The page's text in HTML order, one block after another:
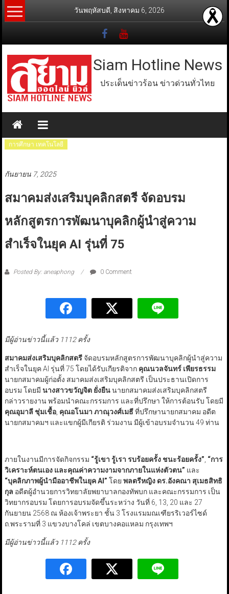
Skip
to
วันพฤหัสบดี, สิงหาคม 6, 2026
Siam Hotline News
ประเด็นข่าวร้อน ข่าวด่วนทั่วไทย
การศึกษา เทคโนโลยี
กันยายน 7, 2025
สมาคมส่งเสริมบุคลิกสตรี จัดอบรม
หลักสูตรการพัฒนาบุคลิกผู้นำสู่ความ
สำเร็จในยุค AI รุ่นที่ 75
Posted By: aneaphong 0 Comment
มีผู้อ่านข่าวนี้แล้ว 1112 ครั้ง
สมาคมส่งเสริมบุคลิกสตรีจัดอบรมหลักสูตรการพัฒนาบุคลิกผู้นำสู่ความ
สำเร็จในยุค AI รุ่นที่ 75 โดยได้รับเกียรติจาก คุณนวลจันทร์ เพียรธรรม
นายกสมาคมผู้ก่อตั้ง สมาคมส่งเสริมบุคลิกสตรี เป็นประธานเปิดการ
อบรม โดยมี นางสาวขวัญจิต ยั่งยืนนายกสมาคมส่งเสริมบุคลิกสตรี
กล่าวรายงาน พร้อมนำคณะกรรมการ และที่ปรึกษา ให้การต้อนรับ โดยมี
คุณอุมาลี ชุ่มเชื้อ, คุณอโนมา ภาณุวงศ์เมธีที่ปรึกษานายกสมาคม อดีต
นายกสมาคมฯ และแขกผู้มีเกียรติ ร่วมงาน มีผู้เข้าอบรมจำนวน 49 ท่าน
ภายในงานมีการจัดกิจกรรม “รู้เขา รู้เรา รบร้อยครั้ง ชนะร้อยครั้ง”, “การ
วิเคราะห์ตนเอง และคุณค่าความงามจากภายในแห่งตัวตน” และ
“บุคลิกภาพผู้นำมืออาชีพในยุค AI” โดย พลตรีหญิง ดร.อังคณา สุเมธสิทธิ
กุล อดีตผู้อำนวยการวิทยาลัยพยาบาลกองทัพบก และคณะกรรมการ เป็น
วิทยากรอบรม โดยการอบรมจัดขึ้นระหว่าง วันที่ 6, 13, 20 และ 27
กันยายน 2568 ณ ห้องเจ้าพระยา ชั้น 3 โรงแรมมณเฑียรริเวอร์ไซด์
ถ.พระรามที่ 3 แขวงบางโคล่ เขตบางคอแหลม กรุงเทพฯ
มีผู้อ่านข่าวนี้แล้ว 1112 ครั้ง